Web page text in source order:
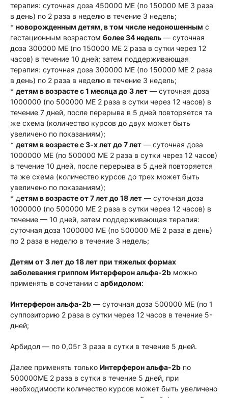
терапия: суточная доза 450000 МЕ (по 150000 МЕ 3 раза
в день) по 2 раза в неделю в течение 3 недель;
* новорожденным детям, в том числе недоношенным с
гестационным возрастом более 34 недель — суточная
доза 300000 МЕ (по 150000 МЕ 2 раза в сутки через 12
часов) в течение 10 дней; затем поддерживающая
терапия: суточная доза 300000 МЕ (по 150000 МЕ 2 раза
в день) по 2 раза в неделю в течение 3 недель;
* детям в возрасте с 1 месяца до 3 лет — суточная доза
1000000 (по 500000 МЕ 2 раза в сутки через 12 часов) в
течение 7 дней, после перерыва в 5 дней повторяется та
же схема (количество курсов до двух может быть
увеличено по показаниям);
* детям в возрасте с 3-х лет до 7 лет — суточная доза
1000000 МЕ (по 500000 МЕ 2 раза в сутки через 12 часов)
в течение 10 дней, после перерыва в 5 дней повторяется
та же схема (количество курсов до трех может быть
увеличено по показаниям);
* детям в возрасте от 7 лет до 18 лет — суточная доза
1000000 (по 500000 МЕ 2 раза в сутки через 12 часов) в
течение — 10 дней, затем поддерживающая терапия:
суточная доза 1000000 МЕ (по 500000 МЕ 2 раза в день)
по 2 раза в неделю в течение 3 недель;
Детям от 3 лет до 18 лет при тяжелых формах
заболевания гриппом Интерферон альфа-2b можно
применять в сочетании с арбидолом:
Интерферон альфа-2b — суточная доза 500000 МЕ (по 1
суппозиторию 2 раза в сутки через 12 часов в течение 5-
дней;
Арбидол — по 0,05г 3 раза в сутки в течение 5 дней.
Далее применять только Интерферон альфа-2b по
500000МЕ 2 раза в сутки в течение 5 дней, при
необходимости количество курсов может быть увеличено